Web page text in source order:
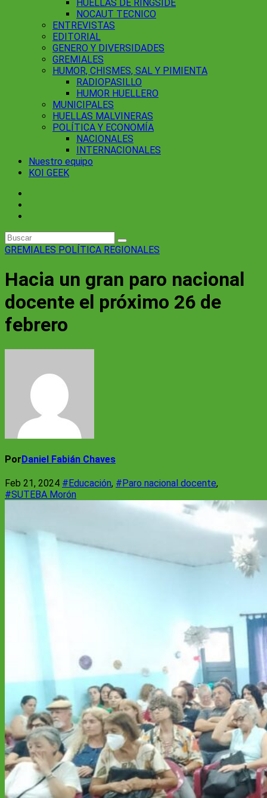
HUELLAS DE RINGSIDE
NOCAUT TECNICO
ENTREVISTAS
EDITORIAL
GENERO Y DIVERSIDADES
GREMIALES
HUMOR, CHISMES, SAL Y PIMIENTA
RADIOPASILLO
HUMOR HUELLERO
MUNICIPALES
HUELLAS MALVINERAS
POLÍTICA Y ECONOMÍA
NACIONALES
INTERNACIONALES
Nuestro equipo
KOI GEEK
GREMIALES POLÍTICA REGIONALES
Hacia un gran paro nacional
docente el próximo 26 de
febrero
PorDaniel Fabián Chaves
Feb 21, 2024 #Educación, #Paro nacional docente,
#SUTEBA Morón